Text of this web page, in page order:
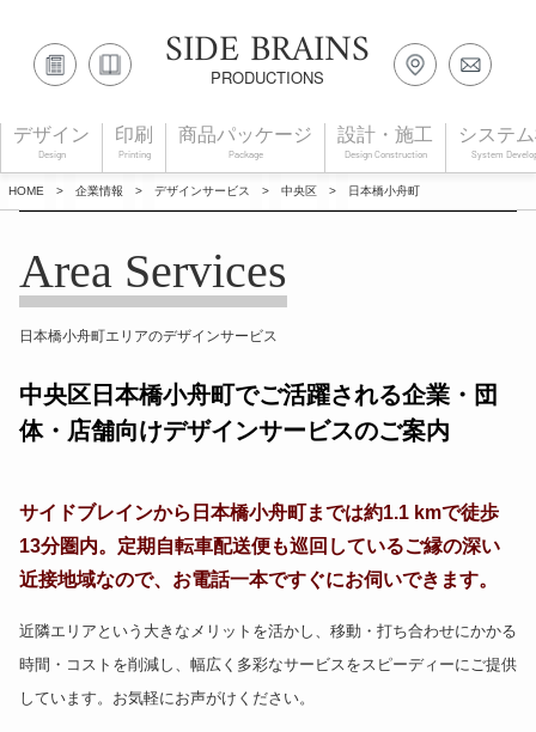
SIDE BRAINS
PRODUCTIONS
デザイン
Design
印刷
Printing
商品パッケージ
Package
設計・施工
Design Construction
システ
System
HOME > 企業情報 > デザインサービス > 中央区 > 日本橋小舟町
Area Services
日本橋小舟町エリアのデザインサービス
中央区日本橋小舟町でご活躍される企業・団
体・店舗向けデザインサービスのご案内
サイドブレインから日本橋小舟町までは約1.1 kmで徒歩
13分圏内。定期自転車配送便も巡回しているご縁の深い
近接地域なので、お電話一本ですぐにお伺いできます。
近隣エリアという大きなメリットを活かし、移動・打ち合わせにかかる
時間・コストを削減し、幅広く多彩なサービスをスピーディーにご提供
しています。お気軽にお声がけください。